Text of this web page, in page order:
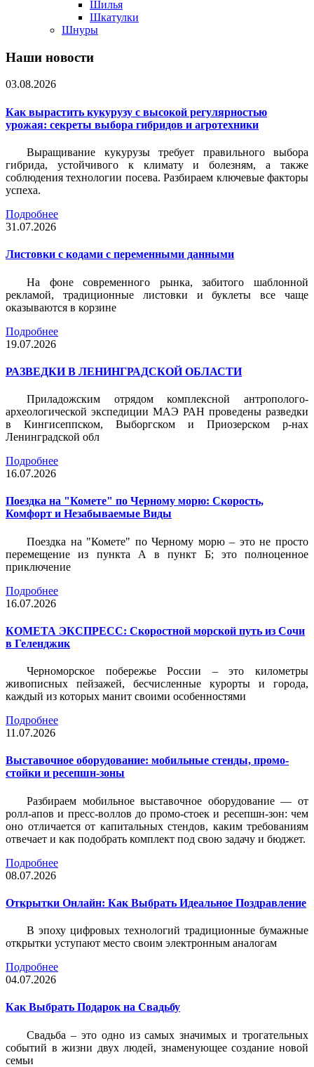
Шилья
Шкатулки
Шнуры
Наши новости
03.08.2026
Как вырастить кукурузу с высокой регулярностью
урожая: секреты выбора гибридов и агротехники
Выращивание кукурузы требует правильного выбора
гибрида, устойчивого к климату и болезням, а также
соблюдения технологии посева. Разбираем ключевые факторы
успеха.
Подробнее
31.07.2026
Листовки c кодами с переменными данными
На фоне современного рынка, забитого шаблонной
рекламой, традиционные листовки и буклеты все чаще
оказываются в корзине
Подробнее
19.07.2026
РАЗВЕДКИ В ЛЕНИНГРАДСКОЙ ОБЛАСТИ
Приладожским отрядом комплексной антрополого-
археологической экспедиции МАЭ РАН проведены разведки
в Кингисеппском, Выборгском и Приозерском р-нах
Ленинградской обл
Подробнее
16.07.2026
Поездка на "Комете" по Черному морю: Скорость,
Комфорт и Незабываемые Виды
Поездка на "Комете" по Черному морю – это не просто
перемещение из пункта А в пункт Б; это полноценное
приключение
Подробнее
16.07.2026
КОМЕТА ЭКСПРЕСС: Скоростной морской путь из Сочи
в Геленджик
Черноморское побережье России – это километры
живописных пейзажей, бесчисленные курорты и города,
каждый из которых манит своими особенностями
Подробнее
11.07.2026
Выставочное оборудование: мобильные стенды, промо-
стойки и ресепшн-зоны
Разбираем мобильное выставочное оборудование — от
ролл-апов и пресс-воллов до промо-стоек и ресепшн-зон: чем
оно отличается от капитальных стендов, каким требованиям
отвечает и как подобрать комплект под свою задачу и бюджет.
Подробнее
08.07.2026
Открытки Онлайн: Как Выбрать Идеальное Поздравление
В эпоху цифровых технологий традиционные бумажные
открытки уступают место своим электронным аналогам
Подробнее
04.07.2026
Как Выбрать Подарок на Свадьбу
Свадьба – это одно из самых значимых и трогательных
событий в жизни двух людей, знаменующее создание новой
семьи